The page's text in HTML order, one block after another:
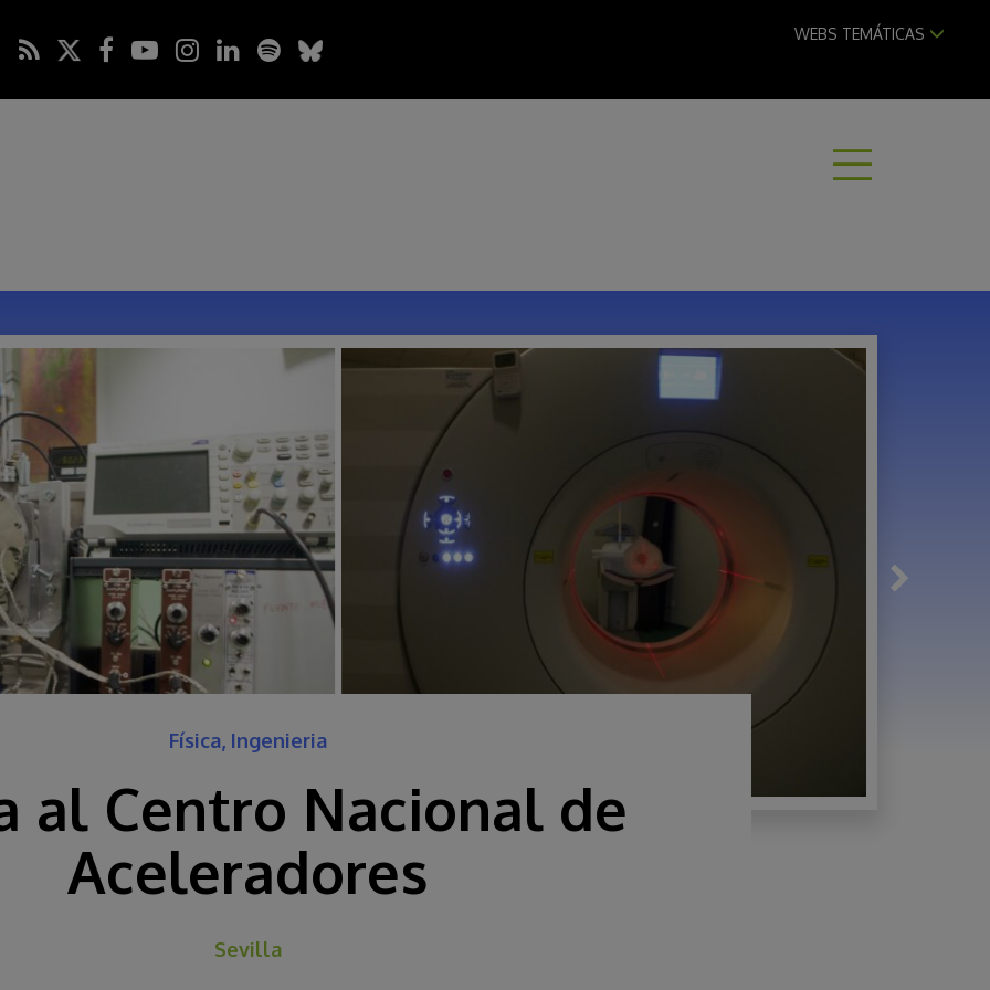
WEBS TEMÁTICAS
Física, Ingenieria
al Centro Nacional de
Aceleradores
Sevilla